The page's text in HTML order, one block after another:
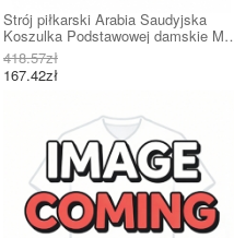
Strój piłkarski Arabia Saudyjska
Koszulka Podstawowej damskie MŚ
2026 Krótki Rękaw
418.57zł
167.42zł